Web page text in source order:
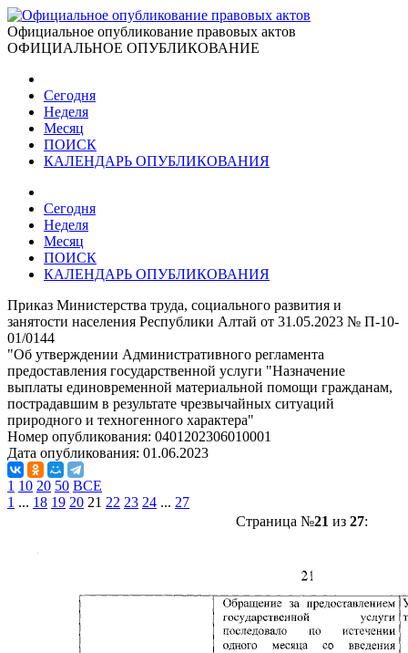
Официальное опубликование правовых актов
ОФИЦИАЛЬНОЕ ОПУБЛИКОВАНИЕ
Сегодня
Неделя
Месяц
ПОИСК
КАЛЕНДАРЬ ОПУБЛИКОВАНИЯ
Сегодня
Неделя
Месяц
ПОИСК
КАЛЕНДАРЬ ОПУБЛИКОВАНИЯ
Приказ Министерства труда, социального развития и
занятости населения Республики Алтай от 31.05.2023 № П-10-
01/0144
"Об утверждении Административного регламента
предоставления государственной услуги "Назначение
выплаты единовременной материальной помощи гражданам,
пострадавшим в результате чрезвычайных ситуаций
природного и техногенного характера"
Номер опубликования: 0401202306010001
Дата опубликования: 01.06.2023
1 10 20 50 ВСЕ
1 ... 18 19 20 21 22 23 24 ... 27
Страница №21 из 27: